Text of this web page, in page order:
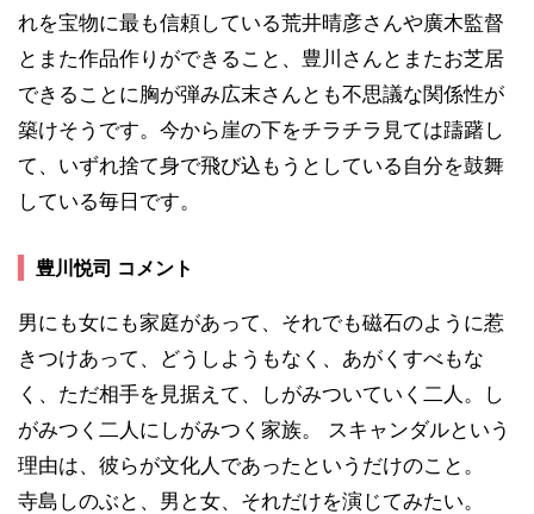
れを宝物に最も信頼している荒井晴彦さんや廣木監督
とまた作品作りができること、豊川さんとまたお芝居
できることに胸が弾み広末さんとも不思議な関係性が
築けそうです。今から崖の下をチラチラ見ては躊躇し
て、いずれ捨て身で飛び込もうとしている自分を鼓舞
している毎日です。
豊川悦司 コメント
男にも女にも家庭があって、それでも磁石のように惹
きつけあって、どうしようもなく、あがくすべもな
く、ただ相手を見据えて、しがみついていく二人。し
がみつく二人にしがみつく家族。 スキャンダルという
理由は、彼らが文化人であったというだけのこと。
寺島しのぶと、男と女、それだけを演じてみたい。